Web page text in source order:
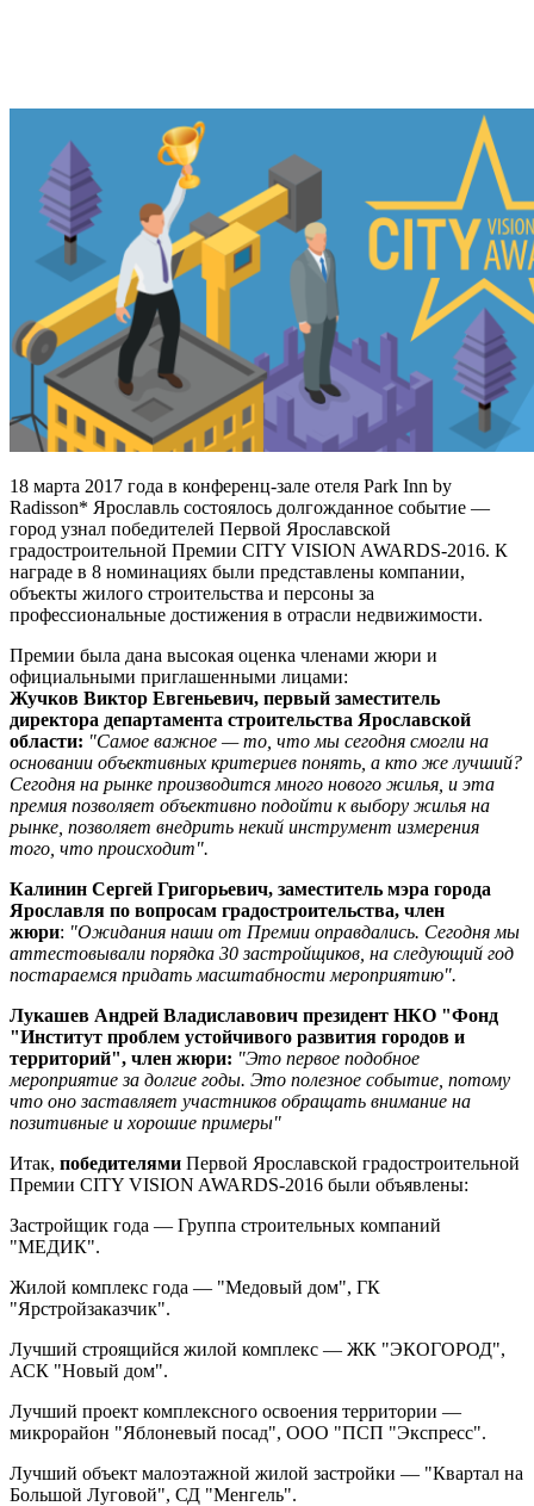
18 марта 2017 года в конференц-зале отеля Park Inn by
Radisson* Ярославль состоялось долгожданное событие —
город узнал победителей Первой Ярославской
градостроительной Премии CITY VISION AWARDS-2016. К
награде в 8 номинациях были представлены компании,
объекты жилого строительства и персоны за
профессиональные достижения в отрасли недвижимости.
Премии была дана высокая оценка членами жюри и
официальными приглашенными лицами:
Жучков Виктор Евгеньевич, первый заместитель
директора департамента строительства Ярославской
области: "Самое важное — то, что мы сегодня смогли на
основании объективных критериев понять, а кто же лучший?
Сегодня на рынке производится много нового жилья, и эта
премия позволяет объективно подойти к выбору жилья на
рынке, позволяет внедрить некий инструмент измерения
того, что происходит".
Калинин Сергей Григорьевич, заместитель мэра города
Ярославля по вопросам градостроительства, член
жюри: "Ожидания наши от Премии оправдались. Сегодня мы
аттестовывали порядка 30 застройщиков, на следующий год
постараемся придать масштабности мероприятию".
Лукашев Андрей Владиславович президент НКО "Фонд
"Институт проблем устойчивого развития городов и
территорий", член жюри: "Это первое подобное
мероприятие за долгие годы. Это полезное событие, потому
что оно заставляет участников обращать внимание на
позитивные и хорошие примеры"
Итак, победителями Первой Ярославской градостроительной
Премии CITY VISION AWARDS-2016 были объявлены:
Застройщик года — Группа строительных компаний
"МЕДИК".
Жилой комплекс года — "Медовый дом", ГК
"Ярстройзаказчик".
Лучший строящийся жилой комплекс — ЖК "ЭКОГОРОД",
АСК "Новый дом".
Лучший проект комплексного освоения территории —
микрорайон "Яблоневый посад", ООО "ПСП "Экспресс".
Лучший объект малоэтажной жилой застройки — "Квартал на
Большой Луговой", СД "Менгель".